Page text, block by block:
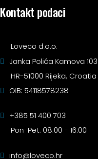
Kontakt podaci
Loveco d.o.o.
Janka Polića Kamova 103
HR-51000 Rijeka, Croatia
OIB: 54118578238
+385 51 400 703
Pon-Pet: 08:00 - 16:00
info@loveco.hr